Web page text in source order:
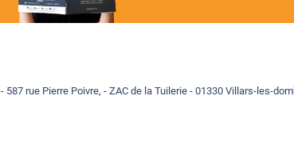
- 587 rue Pierre Poivre, - ZAC de la Tuilerie - 01330 Villars-les-